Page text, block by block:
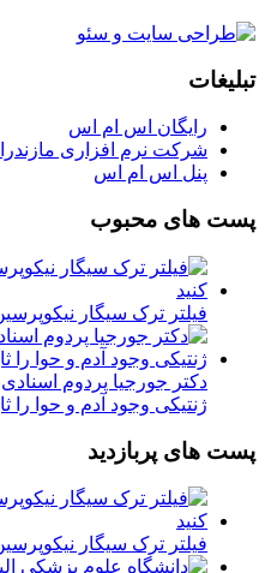
تبلیغات
رایگان اس ام اس
شرکت نرم افزاری
پنل اس ام اس
پست های محبوب
فیلتر ترک سیگار
دکتر جورجیا پردوم
ژنتیکی وجود آدم و حوا را
پست های پربازدید
فیلتر ترک سیگار